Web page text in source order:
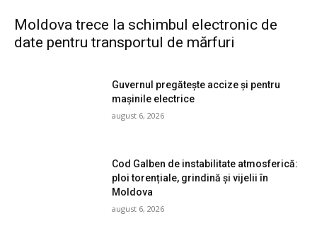
Moldova trece la schimbul electronic de
date pentru transportul de mărfuri
Guvernul pregătește accize și pentru
mașinile electrice
august 6, 2026
Cod Galben de instabilitate atmosferică:
ploi torențiale, grindină și vijelii în
Moldova
august 6, 2026